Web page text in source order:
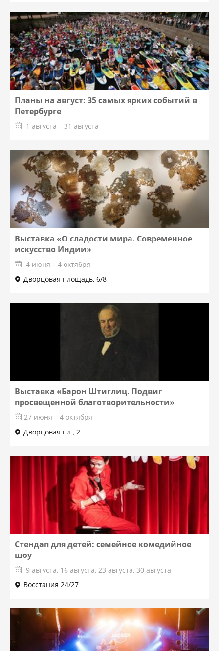
Планы на август: 35 самых ярких событий в
Петербурге
1 августа – 31 августа
Выставка «О сладости мира. Современное
искусство Индии»
4 июня – 4 октября
Дворцовая площадь, 6/8
Выставка «Барон Штиглиц. Подвиг
просвещенной благотворительности»
27 июня – 4 октября
Дворцовая пл., 2
Стендап для детей: семейное комедийное
шоу
9 августа, 16 августа, 23 августа, 30 августа
Восстания 24/27